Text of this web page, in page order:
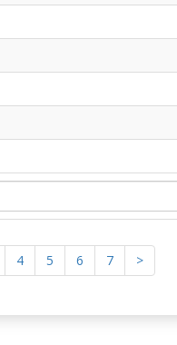
4 5 6 7 >